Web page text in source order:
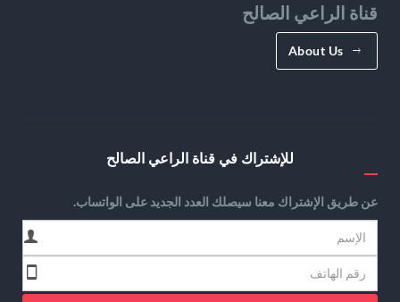
قناة الراعي الصالح
About Us
للإشتراك في قناة الراعي الصالح
عن طريق الإشتراك معنا سيصلك العدد الجديد على الواتساب.